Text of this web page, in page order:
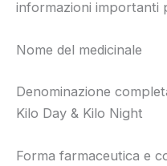
informazioni importanti
Nome del medicinale
Denominazione
Kilo Day & Kilo Night
Forma farmaceutica e